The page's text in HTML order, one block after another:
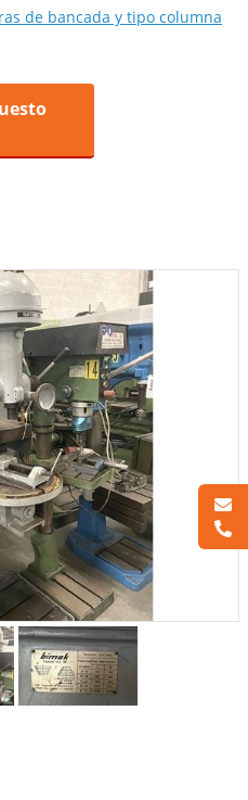
de bancada y tipo columna